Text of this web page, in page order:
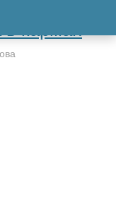
карман